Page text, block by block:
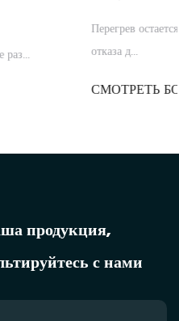
распространенных точек
продукция,
с нами